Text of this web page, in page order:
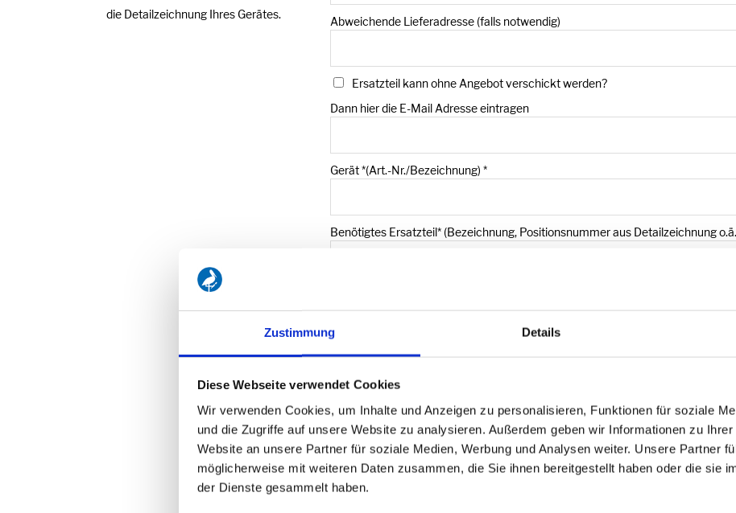
Zustimmung Details
Diese Webseite verwendet Cookies
Wir verwenden Cookies, um Inhalte und Anzeigen zu personalisieren, Funktionen für soziale
und die Zugriffe auf unsere Website zu analysieren. Außerdem geben wir Informationen zu
Website an unsere Partner für soziale Medien, Werbung und Analysen weiter. Unsere Partner
möglicherweise mit weiteren Daten zusammen, die Sie ihnen bereitgestellt haben oder die sie
der Dienste gesammelt haben.
die Detailzeichnung Ihres Gerätes.
Abweichende Lieferadresse (falls notwendig)
Ersatzteil kann ohne Angebot verschickt werden?
Dann hier die E-Mail Adresse eintragen
Gerät *(Art.-Nr./Bezeichnung) *
Benötigtes Ersatzteil* (Bezeichnung, Positionsnummer aus Detailzeichnung
Foto- Upload
Seriennummer des Gerätes (falls bekannt)
Kaufdatum des Gerätes